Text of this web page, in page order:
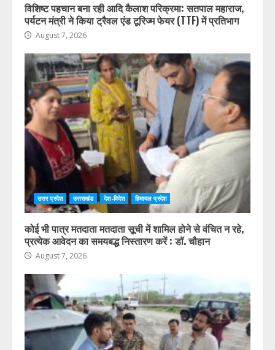
विशिष्ट पहचान बना रही आदि कैलाश परिक्रमा: सतपाल महाराज,
पर्यटन मंत्री ने किया ट्रैवल एंड टूरिज्म फेयर (TTF) में प्रतिभाग
August 7, 2026
उत्तर प्रदेश उत्तराखंड देश-विदेश हिमाचल प्रदेश
कोई भी पात्र मतदाता मतदाता सूची में शामिल होने से वंचित न रहे,
प्रत्येक आवेदन का समयबद्ध निस्तारण करें : डॉ. चौहान
August 7, 2026